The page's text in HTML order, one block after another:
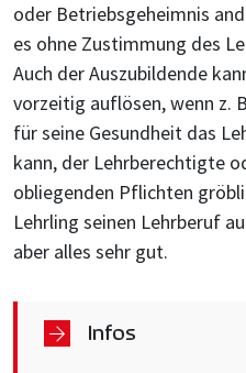
oder Betriebsgeheimnis
es ohne Zustimmung des
Auch der Auszubildende
vorzeitig auflösen, wenn z.
für seine Gesundheit das
kann, der Lehrberechtigte
obliegenden Pflichten
Lehrling seinen Lehrberuf
aber alles sehr gut.
Infos